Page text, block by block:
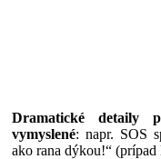
Dramatické detaily
vymyslené: napr. SOS
ako rana dýkou!“